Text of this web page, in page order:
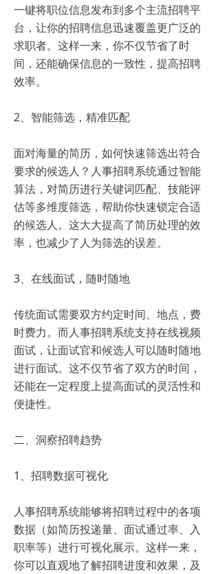
一键将职位信息发布到多个主流招聘平
台，让你的招聘信息迅速覆盖更广泛的
求职者。这样一来，你不仅节省了时
间，还能确保信息的一致性，提高招聘
效率。
2、智能筛选，精准匹配
面对海量的简历，如何快速筛选出符合
要求的候选人？人事招聘系统通过智能
算法，对简历进行关键词匹配、技能评
估等多维度筛选，帮助你快速锁定合适
的候选人。这大大提高了简历处理的效
率，也减少了人为筛选的误差。
3、在线面试，随时随地
传统面试需要双方约定时间、地点，费
时费力。而人事招聘系统支持在线视频
面试，让面试官和候选人可以随时随地
进行面试。这不仅节省了双方的时间，
还能在一定程度上提高面试的灵活性和
便捷性。
二、洞察招聘趋势
1、招聘数据可视化
人事招聘系统能够将招聘过程中的各项
数据（如简历投递量、面试通过率、入
职率等）进行可视化展示。这样一来，
你可以直观地了解招聘进度和效果，及